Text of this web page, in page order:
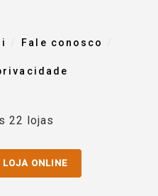
Fale conosco
22 lojas
LOJA ONLINE